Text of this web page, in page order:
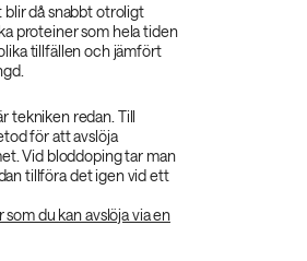
blir då snabbt otroligt
proteiner som hela tiden
tillfällen och jämfört
tekniken redan. Till
för att avslöja
Vid bloddoping tar man
tillföra det igen vid ett
du kan avslöja via en